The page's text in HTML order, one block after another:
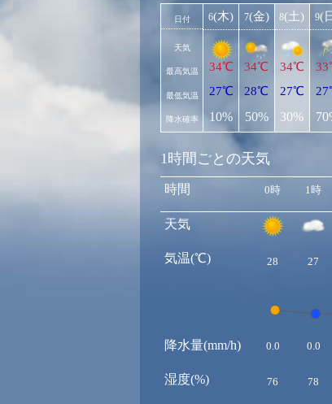
日付
天気
最高気温
最低気温
降水確率
6(木)
34℃
27℃
10%
7(金)
34℃
28℃
50%
8(土)
34℃
27℃
30%
9(
1時間ごとの天気
時間
天気
気温(℃)
降水量(mm/h)
湿度(%)
0時 1時
28 27
0.0 0.0
76 78